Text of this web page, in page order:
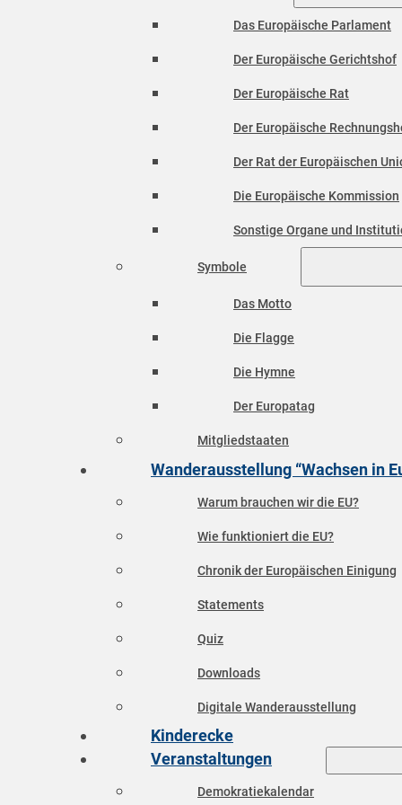
Das Europäische Parlament
Der Europäische Gerichtshof
Der Europäische Rat
Der Europäische
Der Rat der Europäischen
Die Europäische Kommission
Sonstige Organe und
Symbole
Das Motto
Die Flagge
Die Hymne
Der Europatag
Mitgliedstaaten
Wanderausstellung “Wachsen in
Warum brauchen wir die EU?
Wie funktioniert die EU?
Chronik der Europäischen Einigung
Statements
Quiz
Downloads
Digitale Wanderausstellung
Kinderecke
Veranstaltungen
Demokratiekalendar